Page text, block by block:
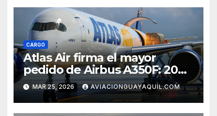
CARGO
Atlas Air firma el mayor
pedido de Airbus A350F: 20
cargueros de última
generación
MAR 25, 2026 AVIACIONGUAYAQUIL.COM